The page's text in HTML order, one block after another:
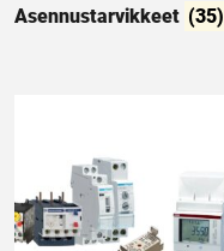
Asennustarvikkeet (35)